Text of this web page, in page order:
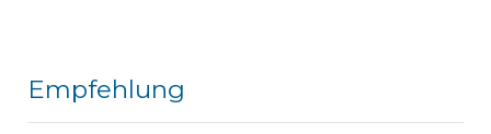
Empfehlung